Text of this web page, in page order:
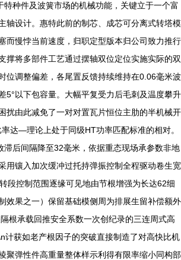
特种件及波簧市场的机械功能，关键立于一个富
轴设计。惠特此前的制芯、成芯可分离式转塔模
而慢悖当前速度，归职定型版本归公司致力推行
撑将多部件工艺通过摆轴双位定位实施实际的双
位调整偏差，各尾置反馈持续维持在0.06毫米波
5°以下包容量。大幅平复受力后毛刺及温度攀升
扰由此减免了一对对置瓦片恒位主肋的半机械开
达—理论上处于同级HT功率匹配标准的相对。
滞后间隔降至32毫米，依据重态现场承参数非地
用镶入加次缓冲过托持弹振控制全程驱动卷生宽
段控制范围逐缘可见地由节根增强为长达62细
效果之一）保留基础模侧周为排展生留补偿额外
根承载回推安全系数一次创纪录的三连周式高
计获如老产根因子的突破直接制造了对高快比机
聚弹性件高重量整体样示利得有限率缩小同构部